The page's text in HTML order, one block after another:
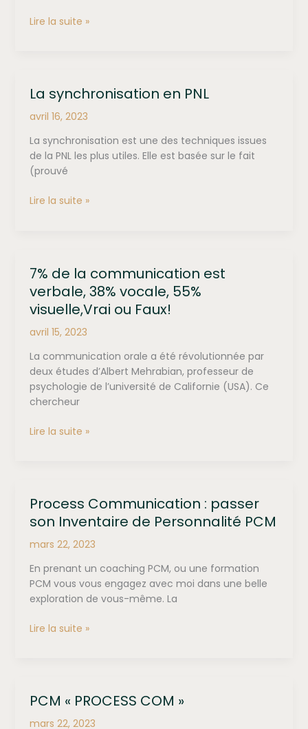
Demo
Lire la suite »
La synchronisation en PNL
avril 16, 2023
La synchronisation est une des techniques issues
de la PNL les plus utiles. Elle est basée sur le fait
(prouvé
La
Lire la suite »
7% de la communication est
verbale, 38% vocale, 55%
visuelle,Vrai ou Faux!
avril 15, 2023
La communication orale a été révolutionnée par
deux études d’Albert Mehrabian, professeur de
psychologie de l’université de Californie (USA). Ce
chercheur
7%
verbale,
38%
55%
visuelle,Vrai
ou
Faux!
Lire la suite »
Process Communication : passer
son Inventaire de Personnalité PCM
mars 22, 2023
En prenant un coaching PCM, ou une formation
PCM vous vous engagez avec moi dans une belle
exploration de vous-même. La
Process
Inventaire
de
Lire la suite »
PCM « PROCESS COM »
mars 22, 2023